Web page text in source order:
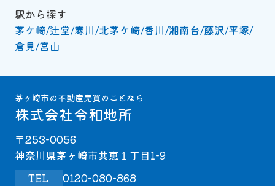
駅から探す
茅ケ崎 辻堂 寒川 北茅ケ崎 香川 湘南台 藤沢 平塚
倉見 宮山
茅ヶ崎市の不動産売買のことなら
株式会社令和地所
〒253-0056
神奈川県茅ヶ崎市共恵１丁目1-9
TEL
0120-080-868